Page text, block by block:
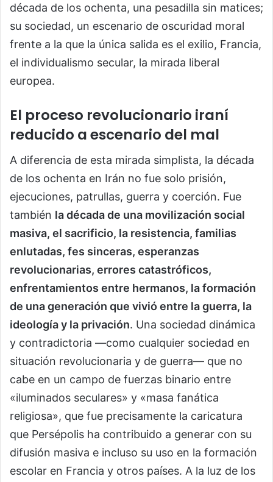
década de los ochenta, una pesadilla sin matices;
su sociedad, un escenario de oscuridad moral
frente a la que la única salida es el exilio, Francia,
el individualismo secular, la mirada liberal
europea.
El proceso revolucionario iraní
reducido a escenario del mal
A diferencia de esta mirada simplista, la década
de los ochenta en Irán no fue solo prisión,
ejecuciones, patrullas, guerra y coerción. Fue
también la década de una movilización social
masiva, el sacrificio, la resistencia, familias
enlutadas, fes sinceras, esperanzas
revolucionarias, errores catastróficos,
enfrentamientos entre hermanos, la formación
de una generación que vivió entre la guerra, la
ideología y la privación. Una sociedad dinámica
y contradictoria —como cualquier sociedad en
situación revolucionaria y de guerra— que no
cabe en un campo de fuerzas binario entre
«iluminados seculares» y «masa fanática
religiosa», que fue precisamente la caricatura
que Persépolis ha contribuido a generar con su
difusión masiva e incluso su uso en la formación
escolar en Francia y otros países. A la luz de los